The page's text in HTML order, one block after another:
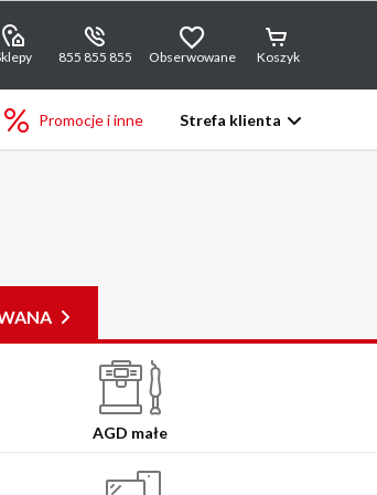
855 855 855 Obserwowane Koszyk
Promocje i inne Strefa klienta
AGD małe